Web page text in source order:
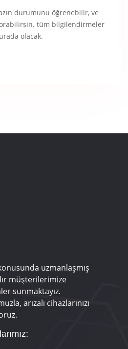
durumunu öğrenebilir, ve
tüm bilgilendirmeler
olacak.
uzmanlaşmış
müşterilerimize
sunmaktayız.
arızalı cihazlarınızı